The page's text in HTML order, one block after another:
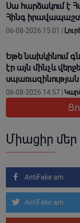
Սա հարձակում է
Հինգ
06-08-2026 15:01 |
Եթե նախկինում
էր այն մինչև
սպառազինության
06-08-2026 14:57 |
Միացիր
AntiFake.am
AntiFake.am